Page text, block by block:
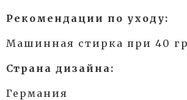
Рекомендации по уходу:
Машинная стирка при 40
Страна дизайна:
Германия